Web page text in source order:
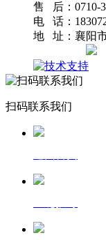
售 后：0710-
电 话：
地 址：襄阳
扫码联系我们